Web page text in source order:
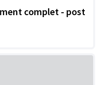
complet - post